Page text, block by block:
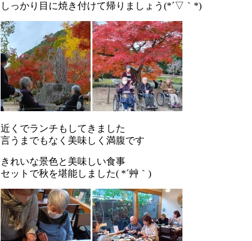
しっかり目に焼き付けて帰りましょう(*´▽｀*)
近くでランチもしてきました
言うまでもなく美味しく満腹です
きれいな景色と美味しい食事
セットで秋を堪能しました( *´艸｀)